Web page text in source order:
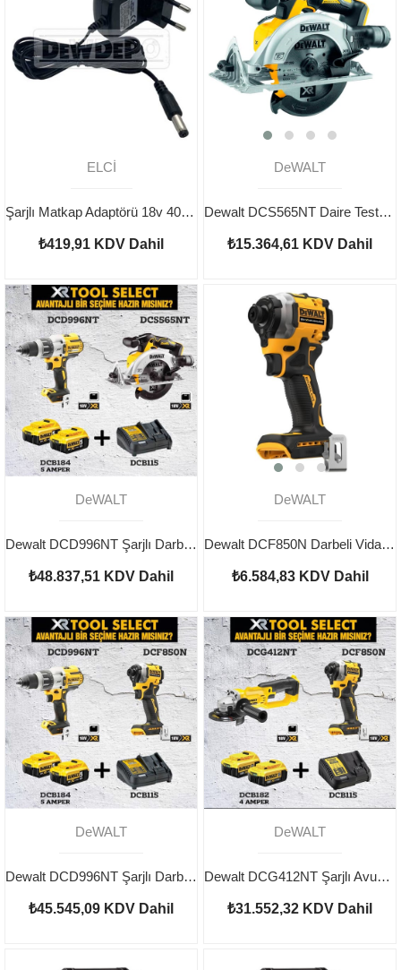
ELCİ
Şarjlı Matkap Adaptörü 18v 400 mA
₺419,91 KDV Dahil
DeWALT
Dewalt DCS565NT Daire Testere Kömürsüz Aküsüz
₺15.364,61 KDV Dahil
DeWALT
Dewalt DCD996NT Şarjlı Darbeli Vidalama ve DCS565NT Şarjlı Daire Testere
₺48.837,51 KDV Dahil
DeWALT
Dewalt DCF850N Darbeli Vidalama Kömürsüz Aküsüz
₺6.584,83 KDV Dahil
DeWALT
Dewalt DCD996NT Şarjlı Darbeli Vidalama ve DCF850N Şarjlı Darbeli Tornavida
₺45.545,09 KDV Dahil
DeWALT
Dewalt DCG412NT Şarjlı Avuç Taşlama Ve DCF850N Şarjlı Darbeli Tornavida
₺31.552,32 KDV Dahil